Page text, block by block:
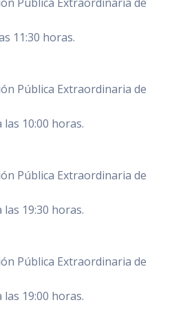
11:30 horas.
Pública Extraordinaria de
10:00 horas.
Pública Extraordinaria de
19:30 horas.
Pública Extraordinaria de
19:00 horas.